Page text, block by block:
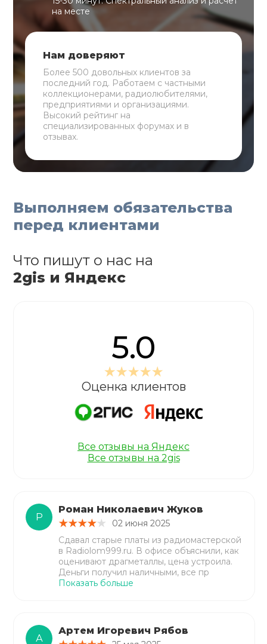
на месте
Нам доверяют
Более 500 довольных клиентов за
последний год. Работаем с частными
коллекционерами, радиолюбителями,
предприятиями и организациями.
Высокий рейтинг на
специализированных форумах и в
отзывах.
Выполняем обязательства
перед клиентами
Р
Роман Николаевич Жуков
02 июня 2025
Сдавал старые платы из радиомастерской
в Radiolom999.ru. В офисе объяснили, как
оценивают драгметаллы, цена устроила.
Деньги получил наличными, все пр
Показать больше
А
Артем Игоревич Рябов
Что пишут о нас на
2gis и Яндекс
5.0
Оценка клиентов
Все отзывы на Яндекс
Все отзывы на 2gis